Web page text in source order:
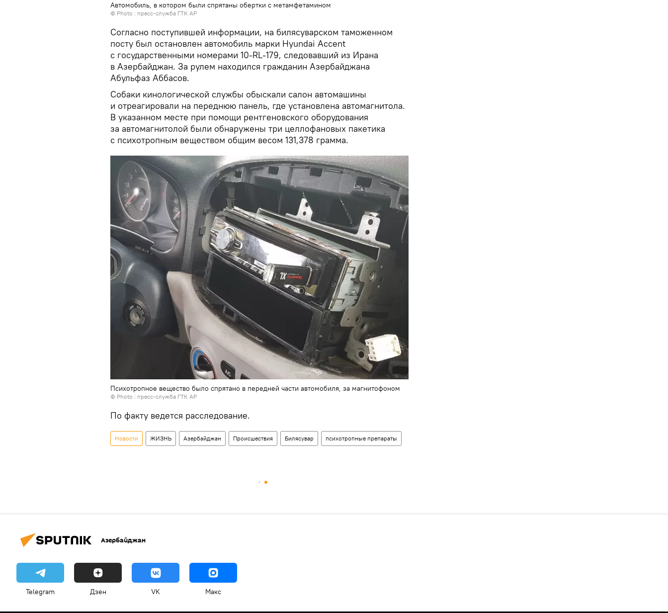
Автомобиль, в котором были спрятаны обертки с метамфетамином
© Photo : пресс-служба ГТК АР
Согласно поступившей информации, на билясуварском таможенном
посту был остановлен автомобиль марки Hyundai Accent
с государственными номерами 10-RL-179, следовавший из Ирана
в Азербайджан. За рулем находился гражданин Азербайджана
Абульфаз Аббасов.
Собаки кинологической службы обыскали салон автомашины
и отреагировали на переднюю панель, где установлена автомагнитола.
В указанном месте при помощи рентгеновского оборудования
за автомагнитолой были обнаружены три целлофановых пакетика
с психотропным веществом общим весом 131,378 грамма.
Психотропное вещество было спрятано в передней части автомобиля, за магнитофоном
© Photo : пресс-служба ГТК АР
По факту ведется расследование.
Новости ЖИЗНЬ Азербайджан Происшествия Билясувар психотропные препараты
Азербайджан
Telegram Дзен VK Макс